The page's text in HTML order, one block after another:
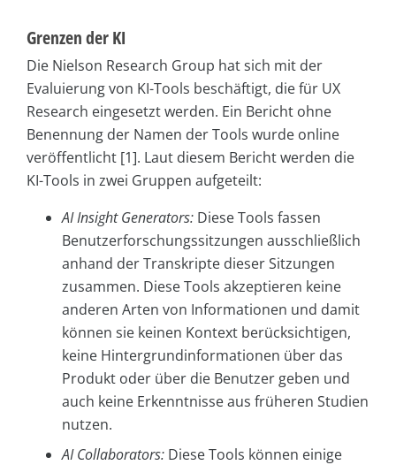
Grenzen der KI
Die Nielson Research Group hat sich mit der
Evaluierung von KI-Tools beschäftigt, die für UX
Research eingesetzt werden. Ein Bericht ohne
Benennung der Namen der Tools wurde online
veröffentlicht [1]. Laut diesem Bericht werden die
KI-Tools in zwei Gruppen aufgeteilt:
AI Insight Generators: Diese Tools fassen
Benutzerforschungssitzungen ausschließlich
anhand der Transkripte dieser Sitzungen
zusammen. Diese Tools akzeptieren keine
anderen Arten von Informationen und damit
können sie keinen Kontext berücksichtigen,
keine Hintergrundinformationen über das
Produkt oder über die Benutzer geben und
auch keine Erkenntnisse aus früheren Studien
nutzen.
AI Collaborators: Diese Tools können einige